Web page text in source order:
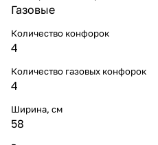
Газовые
Количество конфорок
4
Количество газовых конфорок
4
Ширина, см
58